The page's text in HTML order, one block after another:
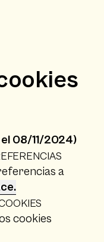
08/11/2024)
a
cookies